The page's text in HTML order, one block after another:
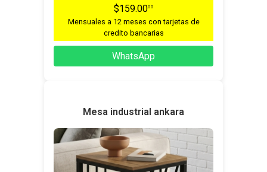
$159.0000
Mensuales a 12 meses con tarjetas de
credito bancarias
WhatsApp
Mesa industrial ankara